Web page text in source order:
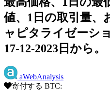
値、1日の取引量、
ャピタライゼーシ
17-12-2023日から。
aWebAnalysis
寄付する BTC: